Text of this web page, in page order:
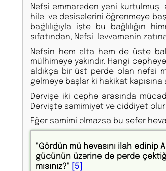
Nefsi emmareden yeni kurtulmuş
hile ve desiselerini öğrenmeye
bağlılığıyla işte bu bağlılığın
sıfatından, Nefsi levvamenin
Nefsin hem alta hem de üste
mülhimeye yakındır. Hangi
aldıkça bir üst perde olan nefsi
gelmeye başlar ki hakikat kapısına
Dervişe iki cephe arasında
Dervişte samimiyet ve ciddiyet
Eğer samimi olmazsa bu sefer
"Gördün mü hevasını ilah edinip
gücünün üzerine de perde
mısınız?" [5]